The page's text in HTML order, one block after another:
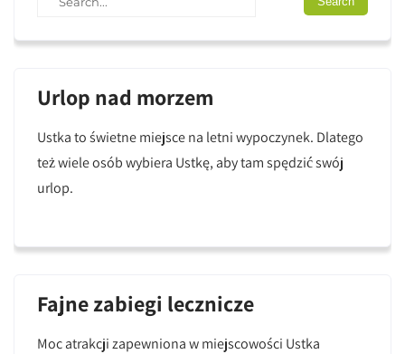
Urlop nad morzem
Ustka to świetne miejsce na letni wypoczynek. Dlatego
też wiele osób wybiera Ustkę, aby tam spędzić swój
urlop.
Fajne zabiegi lecznicze
Moc atrakcji zapewniona w miejscowości Ustka